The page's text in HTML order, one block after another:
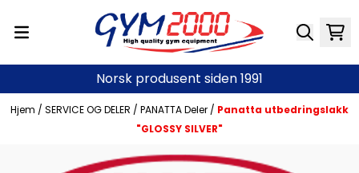
Norsk produsent siden 1991
Hjem / SERVICE OG DELER / PANATTA Deler / Panatta utbedringslakk
"GLOSSY SILVER"